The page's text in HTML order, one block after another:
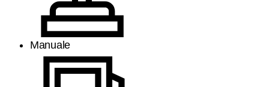
Manuale